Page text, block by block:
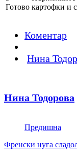
Готово картофки и
Коментар
Нина
Нина Тодорова
Предишна
Френски нуга